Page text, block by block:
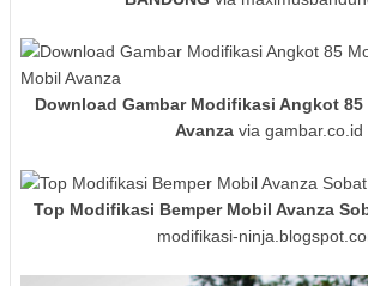
Download Gambar Modifikasi Angkot
Avanzavia gambar.co.id
Top Modifikasi Bemper Mobil Avanza
modifikasi-